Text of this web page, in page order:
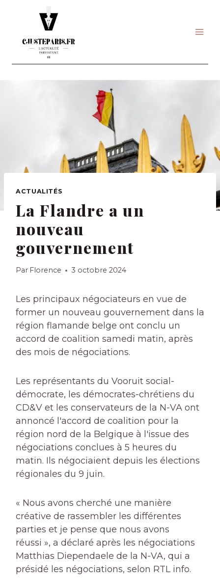
ACTUALITÉS
La Flandre a un
nouveau
gouvernement
Par Florence 3 octobre 2024
Les principaux négociateurs en vue de
former un nouveau gouvernement dans la
région flamande belge ont conclu un
accord de coalition samedi matin, après
des mois de négociations.
Les représentants du Vooruit social-
démocrate, les démocrates-chrétiens du
CD&V et les conservateurs de la N-VA ont
annoncé l'accord de coalition pour la
région nord de la Belgique à l'issue des
négociations conclues à 5 heures du
matin. Ils négociaient depuis les élections
régionales du 9 juin.
« Nous avons cherché une manière
créative de rassembler les différentes
parties et je pense que nous avons
réussi », a déclaré après les négociations
Matthias Diependaele de la N-VA, qui a
présidé les négociations, selon RTL info.